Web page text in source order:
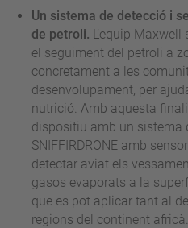
Un sistema de detecció i
de petroli. L’equip
el seguiment del petroli a
concretament a les
desenvolupament, per
nutrició. Amb aquesta
dispositiu amb un sistema
SNIFFIRDRONE amb
detectar aviat els
gasos evaporats a la
que es pot aplicar tant al
regions del continent africà.